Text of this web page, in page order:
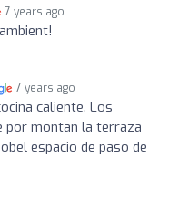
7 years ago
7 years ago
caliente. Los
por montan la terraza
espacio de paso de